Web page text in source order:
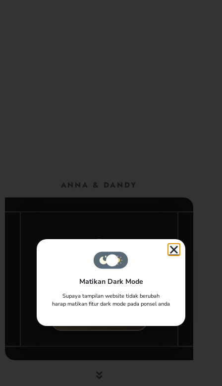
ANNA & DANDY
KEPADA YTH
Tamu Undangan
Matikan Dark Mode
Supaya tampilan website tidak berubah
harap matikan fitur dark mode pada ponsel anda